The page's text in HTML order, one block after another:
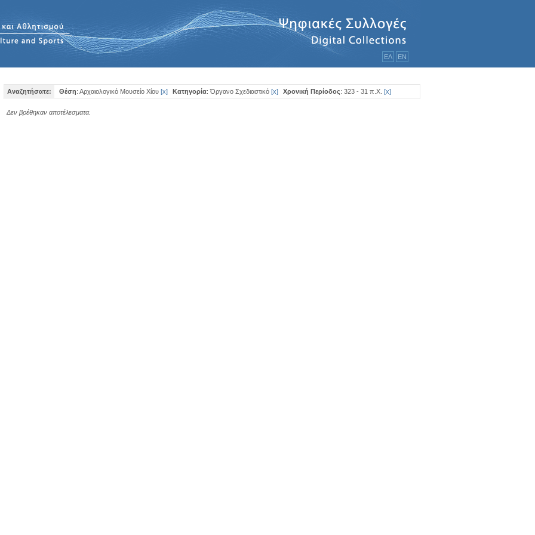
ΕΛ ΕΝ
Αναζητήσατε: Θέση: Αρχαιολογικό Μουσείο Χίου [x] Κατηγορία: Όργανο Σχεδιαστικό [x] Χρονική Περίοδος: 323 - 31 π.Χ. [x]
Δεν βρέθηκαν αποτέλεσματα.